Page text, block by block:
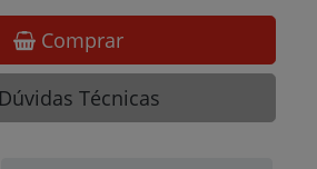
Comprar
Dúvidas Técnicas